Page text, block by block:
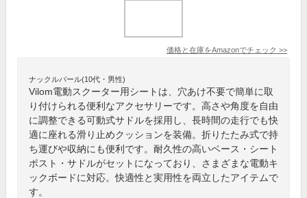
価格と在庫をAmazonでチェック >>
ナックルバール(10代・男性)
Vilom電動スクーター用シートは、穴あけ不要で簡単に取
り付けられる便利なアクセサリーです。高さや角度を自由
に調整できる可動式サドルを採用し、長時間の走行でも快
適に座れる滑り止めクッションを装備。折りたたみ式で持
ち運びや収納にも便利です。耐久性の高いベース・シート
ポスト・サドルがセットになっており、さまざまな電動キ
ックボードに対応。快適性と実用性を両立したアイテムで
す。